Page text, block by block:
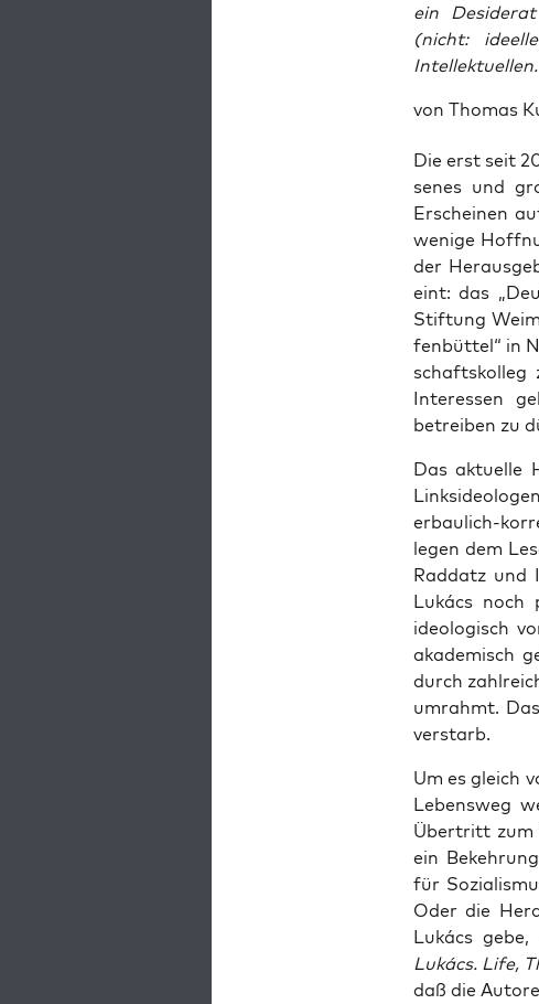
ein
(nicht:
Intellektuellen.
von Thomas
Die erst seit
se­nes und
Erschei­nen
weni­ge
der
eint: das
Stif­tung
fen­büt­tel“ in
Inter­es­sen
betrei­ben zu
Das aktu­el­le
erbau­lich-
legen dem
Rad­datz und
Lukács noch
ideo­lo­gisch
aka­de­misch
durch
umrahmt.
verstarb.
Um es gleich
Lebens­weg
Über­tritt zum
ein
für
Oder die
Lukács
Lukács. Life,
daß die